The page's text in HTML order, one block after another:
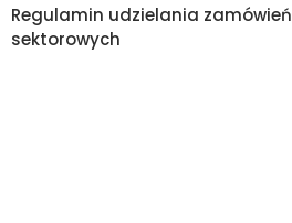
Regulamin udzielania zamówień
sektorowych